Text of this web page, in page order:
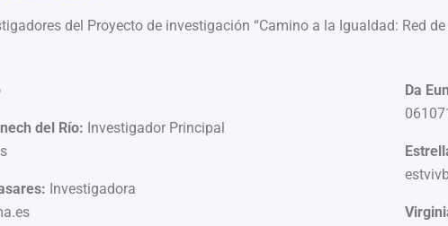
del Proyecto de investigación “Camino a la Igualdad: Red
del Río: Investigador Principal
Investigadora
Da